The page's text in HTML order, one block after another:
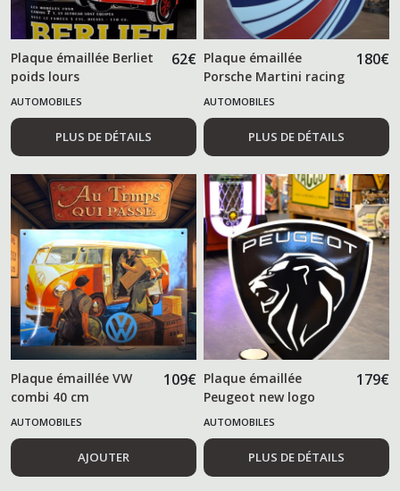
Plaque émaillée Berliet
poids lours
62€
AUTOMOBILES
PLUS DE DÉTAILS
Plaque émaillée
Porsche Martini racing
180€
AUTOMOBILES
PLUS DE DÉTAILS
Plaque émaillée VW
combi 40 cm
109€
AUTOMOBILES
AJOUTER
Plaque émaillée
Peugeot new logo
179€
AUTOMOBILES
PLUS DE DÉTAILS